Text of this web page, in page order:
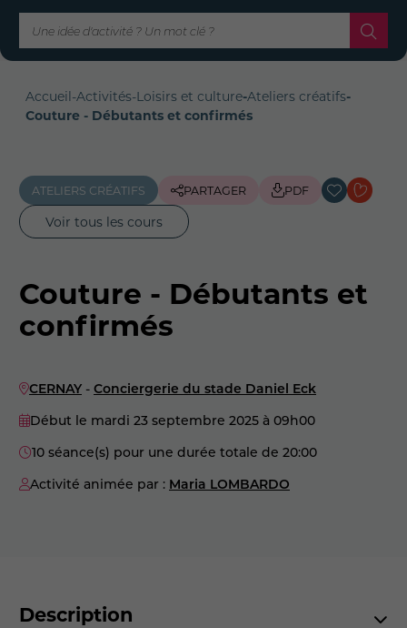
Accueil-Activités-Loisirs et culture-Ateliers créatifs-
Couture - Débutants et confirmés
ATELIERS CRÉATIFS PARTAGER PDF
Voir tous les cours
Couture - Débutants et
confirmés
CERNAY - Conciergerie du stade Daniel Eck
Début le mardi 23 septembre 2025 à 09h00
10 séance(s) pour une durée totale de 20:00
Activité animée par : Maria LOMBARDO
Description